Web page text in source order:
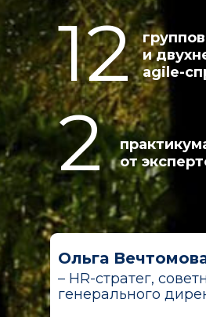
12
и
agile-
2
от
Ольга
– HR-стратег,
генерального